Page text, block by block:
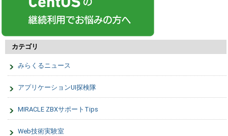
カテゴリ
みらくるニュース
アプリケーションUI探検隊
MIRACLE ZBXサポートTips
Web技術実験室